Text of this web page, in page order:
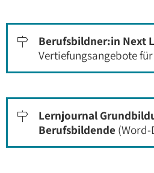
 Berufsbildner:in Next
Vertiefungsangebote

Lernjournal
Berufsbildende